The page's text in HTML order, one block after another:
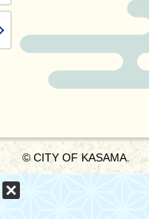
© CITY OF KASAMA.